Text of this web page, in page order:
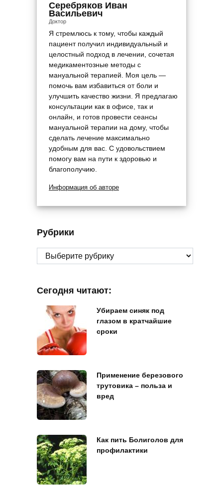
Серебряков Иван
Васильевич
Доктор
Я стремлюсь к тому, чтобы каждый
пациент получил индивидуальный и
целостный подход в лечении, сочетая
медикаментозные методы с
мануальной терапией. Моя цель —
помочь вам избавиться от боли и
улучшить качество жизни. Я предлагаю
консультации как в офисе, так и
онлайн, и готов провести сеансы
мануальной терапии на дому, чтобы
сделать лечение максимально
удобным для вас. С удовольствием
помогу вам на пути к здоровью и
благополучию.
Информация об авторе
Рубрики
Рубрики
Сегодня читают:
Убираем синяк под
глазом в кратчайшие
сроки
Применение березового
трутовика – польза и
вред
Как пить Болиголов для
профилактики